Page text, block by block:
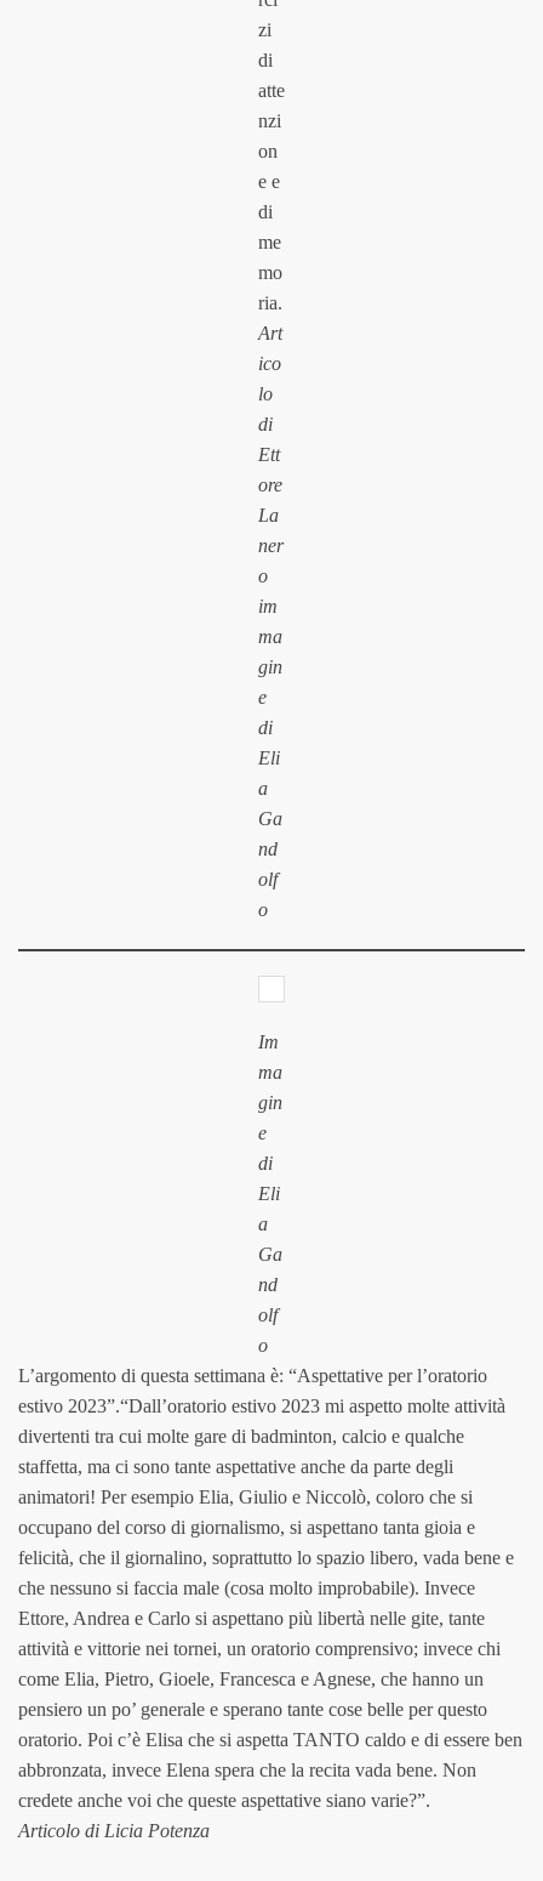
zi
di
atte
nzi
on
e e
di
me
mo
ria.
Art
ico
lo
di
Ett
ore
La
ner
o
im
ma
gin
e
di
Eli
a
Ga
nd
olf
o
Im
ma
gin
e
di
Eli
a
Ga
nd
olf
o
L’argomento di questa settimana è: “Aspettative per l’oratorio
estivo 2023”.“Dall’oratorio estivo 2023 mi aspetto molte attività
divertenti tra cui molte gare di badminton, calcio e qualche
staffetta, ma ci sono tante aspettative anche da parte degli
animatori! Per esempio Elia, Giulio e Niccolò, coloro che si
occupano del corso di giornalismo, si aspettano tanta gioia e
felicità, che il giornalino, soprattutto lo spazio libero, vada bene e
che nessuno si faccia male (cosa molto improbabile). Invece
Ettore, Andrea e Carlo si aspettano più libertà nelle gite, tante
attività e vittorie nei tornei, un oratorio comprensivo; invece chi
come Elia, Pietro, Gioele, Francesca e Agnese, che hanno un
pensiero un po’ generale e sperano tante cose belle per questo
oratorio. Poi c’è Elisa che si aspetta TANTO caldo e di essere ben
abbronzata, invece Elena spera che la recita vada bene. Non
credete anche voi che queste aspettative siano varie?”.
Articolo di Licia Potenza